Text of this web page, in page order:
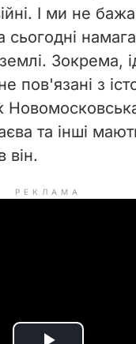
І ми не
Зокрема,
пов'язані з
та інші
він.
РЕКЛАМА